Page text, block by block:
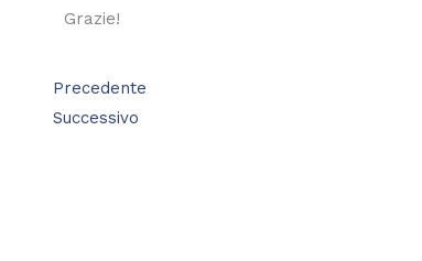
Grazie!
Precedente
Successivo